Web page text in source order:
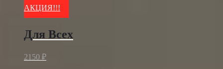
АКЦИЯ!!!
Для Всех
2150 ₽